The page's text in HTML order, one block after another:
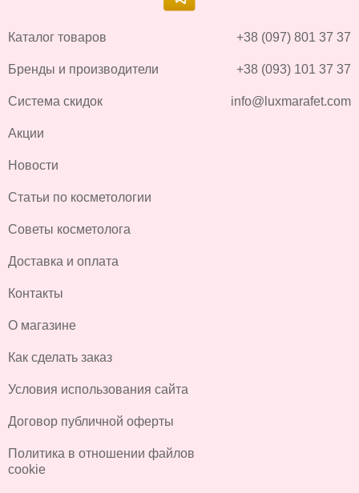
Каталог товаров
Бренды и производители
Система скидок
Акции
Новости
Статьи по косметологии
Советы косметолога
Доставка и оплата
Контакты
О магазине
Как сделать заказ
Условия использования сайта
Договор публичной оферты
Политика в отношении файлов
cookie
+38 (097) 801 37 37
+38 (093) 101 37 37
info@luxmarafet.com